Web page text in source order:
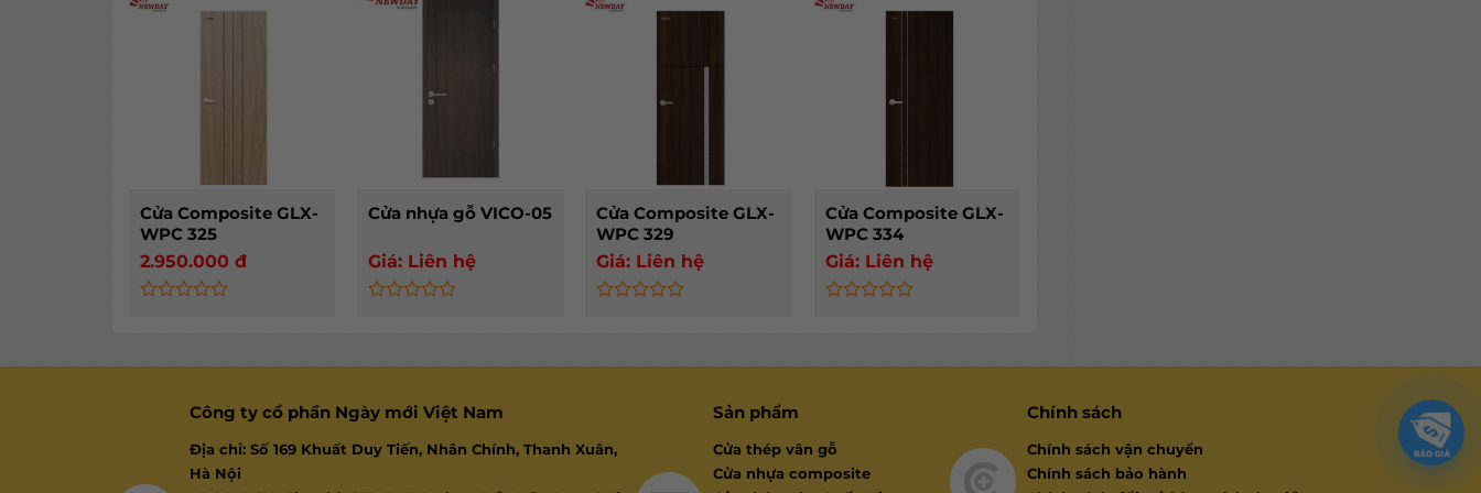
out
out
out
Cửa Composite GLX-
WPC 325
2.950.000 đ
of
Cửa nhựa gỗ VICO-05
Giá: Liên hệ
of
Cửa Composite GLX-
WPC 329
Giá: Liên hệ
of
Cửa Composite GLX-
WPC 334
Giá: Liên hệ
of
Công ty cổ phần Ngày mới Việt Nam
Địa chỉ: Số 169 Khuất Duy Tiến, Nhân Chính, Thanh Xuân,
Hà Nội
Sản phẩm
Cửa thép vân gỗ
Cửa nhựa composite
Chính sách
Chính sách vận chuyển
Chính sách bảo hành